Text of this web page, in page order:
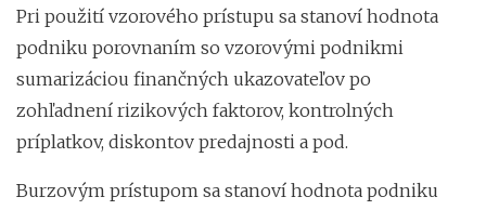
Pri použití vzorového prístupu sa stanoví hodnota
podniku porovnaním so vzorovými podnikmi
sumarizáciou finančných ukazovateľov po
zohľadnení rizikových faktorov, kontrolných
príplatkov, diskontov predajnosti a pod.
Burzovým prístupom sa stanoví hodnota podniku